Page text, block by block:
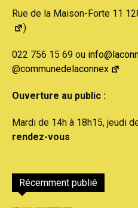
Rue de la Maison-Forte 11
)
022 756 15 69 ou
@communedelaconnex
Ouverture au public :
Mardi de 14h à 18h15, jeudi
rendez-vous
Récemment publié